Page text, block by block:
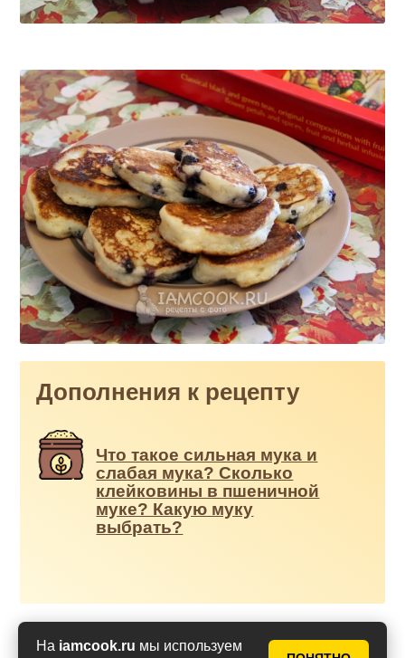
На iamcook.ru мы используем
Дополнения к рецепту
Что такое сильная мука и
слабая мука? Сколько
клейковины в пшеничной
муке? Какую муку
выбрать?
Оценить рецепт